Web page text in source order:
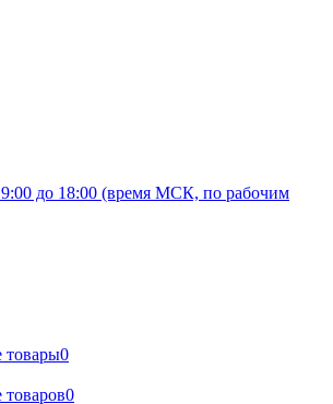
до 18:00 (время МСК, по рабочим
товары0
0